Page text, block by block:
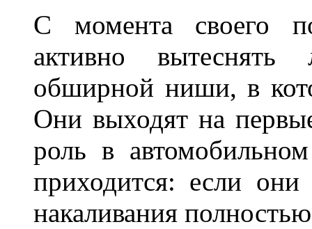
С момента своего
активно
обширной ниши, в
Они выходят на
роль в
приходится: если
накаливания